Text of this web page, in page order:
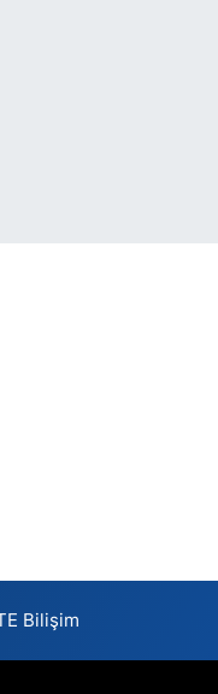
Bilişim